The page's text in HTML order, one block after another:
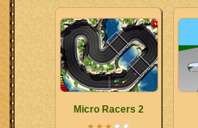
Micro Racers 2